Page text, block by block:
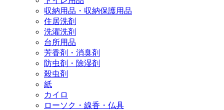
収納用品・収納保護用品
住居洗剤
洗濯洗剤
台所用品
芳香剤・消臭剤
防虫剤・除湿剤
殺虫剤
紙
カイロ
ローソク・線香・仏具